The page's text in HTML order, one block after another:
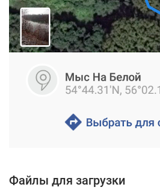
Файлы для загрузки